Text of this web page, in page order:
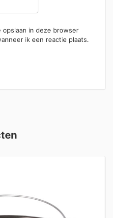
opslaan in deze browser
ik een reactie plaats.